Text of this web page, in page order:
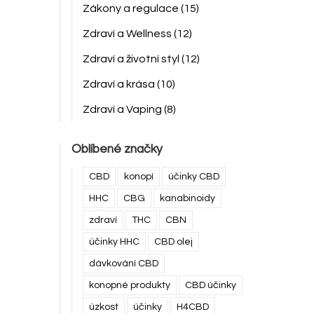
Zákony a regulace (15)
Zdraví a Wellness (12)
Zdraví a životní styl (12)
Zdraví a krása (10)
Zdraví a Vaping (8)
Oblíbené značky
CBD konopí účinky CBD
HHC CBG kanabinoidy
zdraví THC CBN
účinky HHC CBD olej
dávkování CBD
konopné produkty CBD účinky
úzkost účinky H4CBD